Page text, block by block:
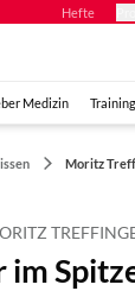
Hefte
Medizin Training
Moritz